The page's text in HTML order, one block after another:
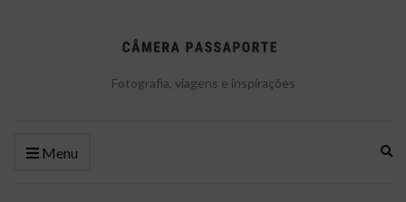
Fotografia, viagens e inspirações
Menu